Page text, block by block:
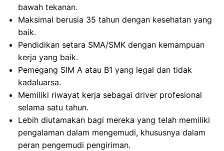
bawah tekanan.
Maksimal berusia 35 tahun dengan kesehatan yang
baik.
Pendidikan setara SMA/SMK dengan kemampuan
kerja yang baik.
Pemegang SIM A atau B1 yang legal dan tidak
kadaluarsa.
Memiliki riwayat kerja sebagai driver profesional
selama satu tahun.
Lebih diutamakan bagi mereka yang telah memiliki
pengalaman dalam mengemudi, khususnya dalam
peran pengemudi pengiriman.